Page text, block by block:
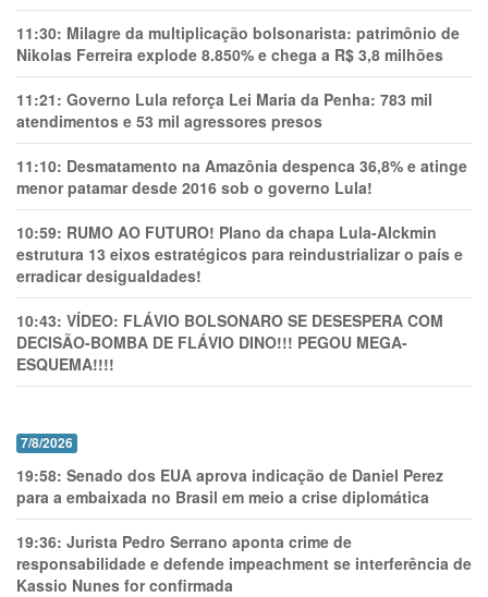
11:30: Milagre da multiplicação bolsonarista: patrimônio de
Nikolas Ferreira explode 8.850% e chega a R$ 3,8 milhões
11:21: Governo Lula reforça Lei Maria da Penha: 783 mil
atendimentos e 53 mil agressores presos
11:10: Desmatamento na Amazônia despenca 36,8% e atinge
menor patamar desde 2016 sob o governo Lula!
10:59: RUMO AO FUTURO! Plano da chapa Lula-Alckmin
estrutura 13 eixos estratégicos para reindustrializar o país e
erradicar desigualdades!
10:43: VÍDEO: FLÁVIO BOLSONARO SE DESESPERA COM
DECISÃO-BOMBA DE FLÁVIO DINO!!! PEGOU MEGA-
ESQUEMA!!!!
7/8/2026
19:58: Senado dos EUA aprova indicação de Daniel Perez
para a embaixada no Brasil em meio a crise diplomática
19:36: Jurista Pedro Serrano aponta crime de
responsabilidade e defende impeachment se interferência de
Kassio Nunes for confirmada